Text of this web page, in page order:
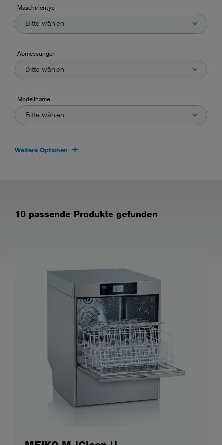
Maschinentyp
Bitte wählen
Abmessungen
Bitte wählen
Modellname
Bitte wählen
Weitere Optionen
10 passende Produkte gefunden